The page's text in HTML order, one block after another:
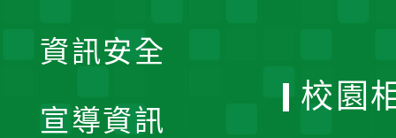
資訊安全
宣導資訊
校園